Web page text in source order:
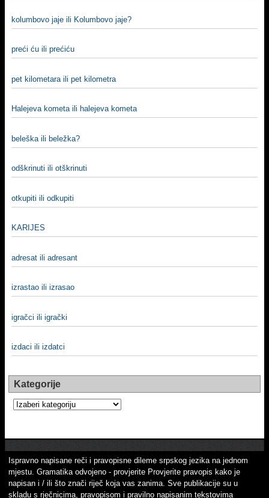
kolumbovo jaje ili Kolumbovo jaje?
preći ću ili prećiću
pet kilometara ili pet kilometra
Halejeva kometa ili halejeva kometa
beleška ili beležka?
odškrinuti ili otškrinuti
otkupiti ili odkupiti
KARIJES
adresat ili adresant
izrastao ili izrasao
igračci ili igrački
izdaci ili izdatci
Kategorije
Kategorije
Ispravno napisane reči i pravopisne dileme srpskog jezika na jednom
mjestu. Gramatika odvojeno - provjerite Provjerite pravopis kako je
napisan i / ili što znači riječ koja vas zanima. Sve publikacije su u
skladu s rječnicima, pravopisom i pravilno napisanim tekstovima